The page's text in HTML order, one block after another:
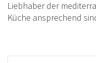
Liebhaber der
Küche ansprechend